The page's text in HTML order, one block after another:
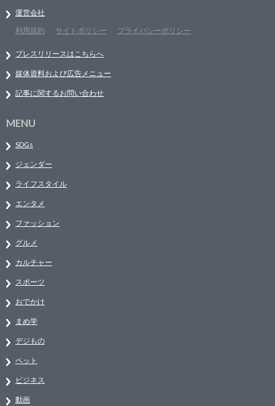
運営会社
利用規約
サイトポリシー プライバシーポリシー
プレスリリースはこちらへ
媒体資料および広告メニュー
記事に関するお問い合わせ
MENU
SDGs
ジェンダー
ライフスタイル
エンタメ
ファッション
グルメ
カルチャー
スポーツ
おでかけ
まめ学
デジもの
ペット
ビジネス
動画